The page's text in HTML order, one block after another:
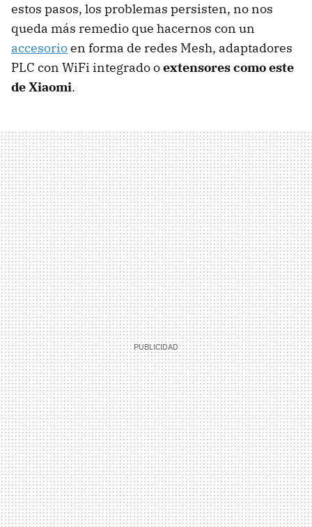
estos pasos, los problemas persisten, no nos
queda más remedio que hacernos con un
accesorioen forma de redes Mesh, adaptadores
PLC con WiFi integrado oextensores como este
de Xiaomi.